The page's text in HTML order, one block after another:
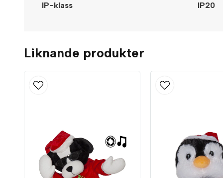
IP-klass
IP20
Liknande produkter